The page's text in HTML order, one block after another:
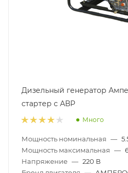
Дизельный генератор
стартер с АВР
Много
Мощность номинальная —
Мощность максимальная —
Напряжение — 220 В